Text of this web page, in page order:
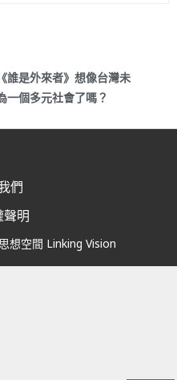
誰是外來者》想像台灣未
一個多元社會了嗎？
們
聲明
想空間 Linking Vision